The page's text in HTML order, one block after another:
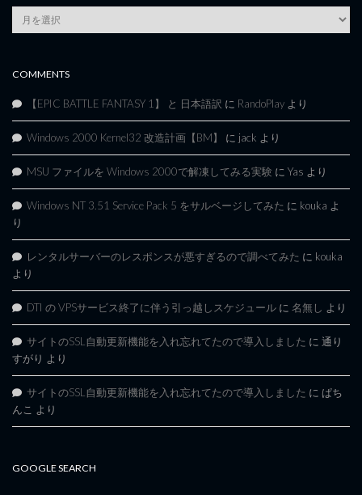
Article
Archives
COMMENTS
【EPIC BATTLE FANTASY 1】 と 日本語訳 に RandoPlay より
Windows 2000 Kernel32 改造計画【BM】 に jack より
MSU ファイルを Windows 2000で解凍してみる実験 に Yas より
Windows NT 3.51 Service Pack 5 をサルベージしてみた に kouka よ
り
レンタルサーバーのレスポンスが悪すぎるので調べてみた に kouka
より
DTI の VPSサービス終了に伴う引っ越しスケジュール に 名無し より
サイトのSSL自動更新機能を入れ忘れてたので導入しました に 通り
すがり より
サイトのSSL自動更新機能を入れ忘れてたので導入しました に ぱち
んこ より
GOOGLE SEARCH